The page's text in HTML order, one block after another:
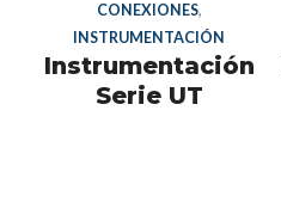
CONEXIONES,
INSTRUMENTACIÓN
Instrumentación
Serie UT